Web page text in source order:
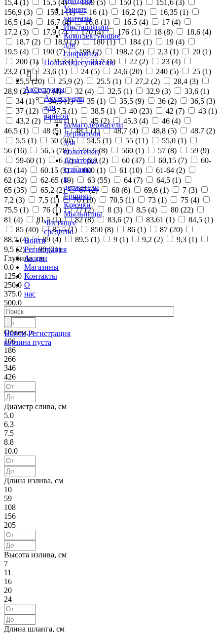
Умные
унитазы
Инсталляции
Комплектующие
для
санфаянса
Полотенцесушители
Аксессуары
Аксессуары
для
ванной
Бумагодержатели
Держатели
для
полотенец
Дозаторы,
стаканы
и
держатели
Ершики
Крючки
Мыльницы
Чистящее
средство
Войти
Регистрация
Акции
Магазины
Контакты
О
нас
Войти Регистрация
корзина пуста
15,4 (1 ) 15,5 (4) 15,9 (5) 150 (1 ) 151,6 (3)
156,9 (3) 159,1 (1) 16 (1) 16,2 (2) 16,35 (1)
16,5 (14) 16,7 (4) 16,8 (1) 16.5 (4) 17 (4)
17,2 (3) 17,9 (7) 170 (4) 176 (1) 18 (8) 18,6 (4)
18,7 (2) 18,9 (3) 180 (1) 184 (1) 19 (4)
19,5 (4) 190 (7) 198 (2) 198,2 (2) 2,3 (1) 20 (1)
200 (1) 21,3 (1) 21,7 (1) 22 (2) 23 (4)
23,2 (1) 23,6 (1) 24 (5) 24,6 (20) 240 (5) 25 (1)
25,5 (20) 25,9 (2) 25.5 (1) 27,2 (2) 28,4 (3)
28,9 (2) 30 (4) 32 (4) 32,5 (1) 32,9 (3) 33,6 (1)
34 (1) 34,5 (1) 35 (1) 35,5 (9) 36 (2) 36,5 (3)
37 (12) 37,5 (1) 38,5 (1) 40 (23) 42 (7) 43 (1)
43,2 (2) 44 (11) 45 (2) 45,3 (4) 46 (4)
46,5 (1) 48 (5) 48,1 (1) 48,7 (4) 48,8 (5) 48.7 (2)
5,5 (1) 50 (30) 54,5 (1) 55 (11) 55,0 (1)
56 (16) 56,5 (78) 56.5 (8) 560 (1) 57 (8) 59 (9)
59-60 (1) 6 (2) 6,9 (2) 60 (37) 60,15 (7)
60-
63 (14) 60.15 (3) 600 (1) 61 (10) 61-64 (2)
62 (32) 62-65 (19) 63 (55) 64 (7) 64,5 (1)
65 (35) 65,2 (2) 67 (2) 68 (6) 69,6 (1) 7 (3)
7,2 (3) 7,5 (1) 70 (10) 70.5 (1) 73 (1) 75 (4)
75,5 (1) 76 (1) 77 (2) 8 (3) 8,5 (4) 80 (22)
81 (4) 81,5 (1) 82 (8) 83,6 (7) 83,61 (1) 84,5 (1)
85 (40) 85,5 (1) 850 (8) 86 (1) 87 (20)
88,7 (4) 89 (4) 89,5 (1) 9 (1) 9,2 (2) 9,3 (1)
9,5 (2) 90 (21)
Глубина, см
0.0
125.0
250.0
375.0
500.0
Объем, л
106
186
266
346
426
Диаметр слива, см
5.0
6.3
7.5
8.8
10.0
Длина излива, см
10
59
108
156
205
Высота излива, см
7
11
16
20
24
Длина шланга, см